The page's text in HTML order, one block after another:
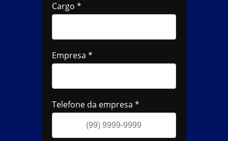
Cargo *
Empresa *
Telefone da empresa *